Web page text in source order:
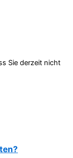
Sie derzeit nicht